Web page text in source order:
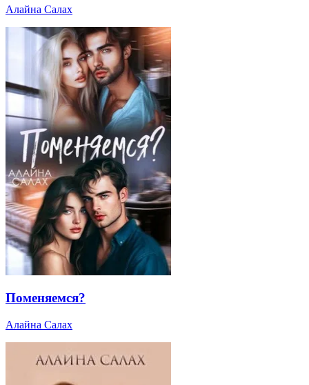
Алайна Салах
Поменяемся?
Алайна Салах